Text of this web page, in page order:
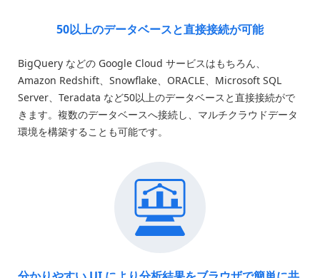
50以上のデータベースと直接接続が可能
BigQuery などの Google Cloud サービスはもちろん、
Amazon Redshift、Snowflake、ORACLE、Microsoft SQL
Server、Teradata など50以上のデータベースと直接接続がで
きます。複数のデータベースへ接続し、マルチクラウドデータ
環境を構築することも可能です。